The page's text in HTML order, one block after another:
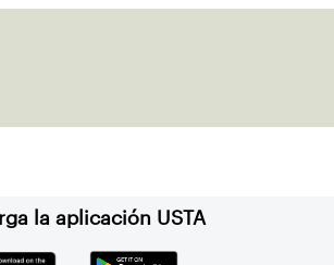
la aplicación USTA